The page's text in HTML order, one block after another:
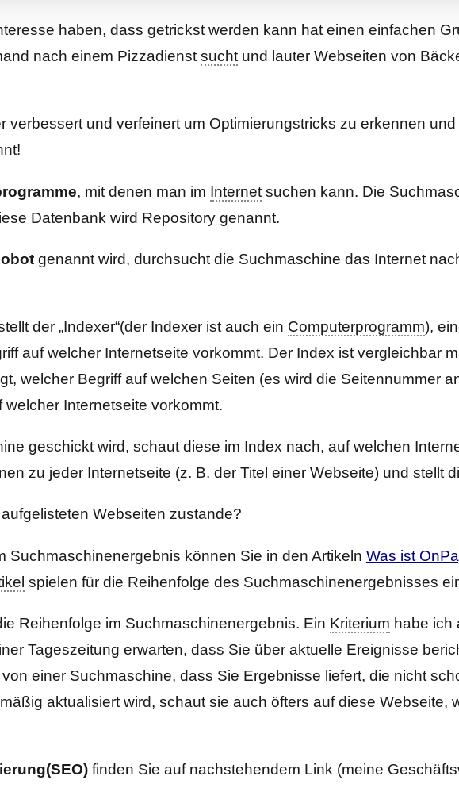
haben, dass getrickst werden kann hat einen einfachen
nach einem Pizzadienstsuchtund lauter Webseiten von
und verfeinert um Optimierungstricks zu erkennen
, mit denen man im Internet suchen kann. Die
Datenbank wird Repository genannt.
genannt wird, durchsucht die Suchmaschine das Internet
der „Indexer“(der Indexer ist auch ein Computerprogramm),
auf welcher Internetseite vorkommt. Der Index ist vergleichbar
welcher Begriff auf welchen Seiten (es wird die Seitennummer
Internetseite vorkommt.
geschickt wird, schaut diese im Index nach, auf welchen
zu jeder Internetseite (z. B. der Titel einer Webseite) und stellt
Webseiten zustande?
Suchmaschinenergebnis können Sie in den Artikeln Was ist
spielen für die Reihenfolge des Suchmaschinenergebnisses
Reihenfolge im Suchmaschinenergebnis. Ein Kriterium habe ich
Tageszeitung erwarten, dass Sie über aktuelle Ereignisse
einer Suchmaschine, dass Sie Ergebnisse liefert, die nicht
aktualisiert wird, schaut sie auch öfters auf diese Webseite,
finden Sie auf nachstehendem Link (meine